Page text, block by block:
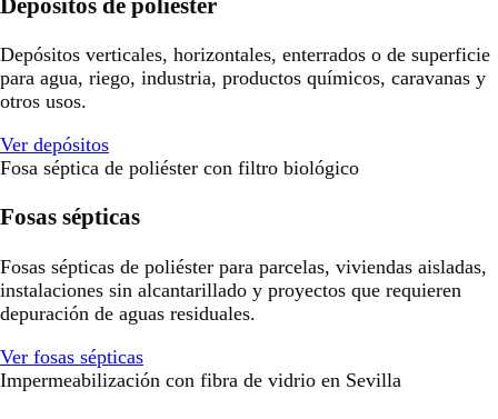
Depósitos de poliéster
Depósitos verticales, horizontales, enterrados o de superficie
para agua, riego, industria, productos químicos, caravanas y
otros usos.
Ver depósitos
Fosa séptica de poliéster con filtro biológico
Fosas sépticas
Fosas sépticas de poliéster para parcelas, viviendas aisladas,
instalaciones sin alcantarillado y proyectos que requieren
depuración de aguas residuales.
Ver fosas sépticas
Impermeabilización con fibra de vidrio en Sevilla